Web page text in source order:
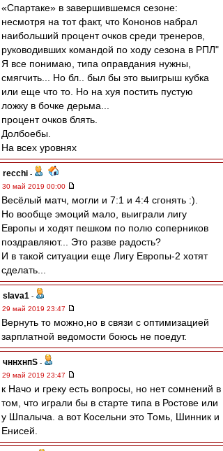
«Спартаке» в завершившемся сезоне:
несмотря на тот факт, что Кононов набрал
наибольший процент очков среди тренеров,
руководивших командой по ходу сезона в РПЛ"
Я все понимаю, типа оправдания нужны,
смягчить... Но бл.. был бы это выигрыш кубка
или еще что то. Но на хуя постить пустую
ложку в бочке дерьма...
процент очков блять.
Долбоебы.
На всех уровнях
recchi -
30 май 2019 00:00
Весёлый матч, могли и 7:1 и 4:4 сгонять :).
Но вообще эмоций мало, выиграли лигу
Европы и ходят пешком по полю соперников
поздравляют... Это разве радость?
И в такой ситуации еще Лигу Европы-2 хотят
сделать...
slava1 -
29 май 2019 23:47
Вернуть то можно,но в связи с оптимизацией
зарплатной ведомости боюсь не поедут.
чннхнпS -
29 май 2019 23:47
к Начо и греку есть вопросы, но нет сомнений в
том, что играли бы в старте типа в Ростове или
у Шпалыча. а вот Косельни это Томь, Шинник и
Енисей.